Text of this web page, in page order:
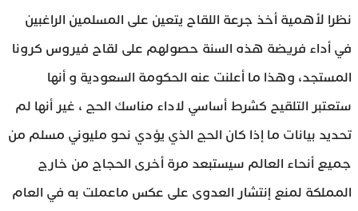
نظرا لأهمية أخذ جرعة اللقاح يتعين على المسلمين الراغبين
في أداء فريضة هذه السنة حصولهم على لقاح فيروس كرونا
المستجد، وهذا ما أعلنت عنه الحكومة السعودية و أنها
ستعتبر التلقيح كشرط أساسي لاداء مناسك الحج ، غير أنها لم
تحديد بيانات ما إذا كان الحج الذي يؤدي نحو مليوني مسلم من
جميع أنحاء العالم سيستبعد مرة أخرى الحجاج من خارج
المملكة لمنع إنتشار العدوى على عكس ماعملت به في العام